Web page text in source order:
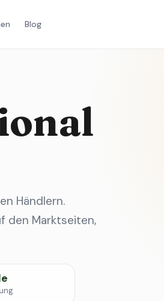
Blog
Händlern.
den Marktseiten,